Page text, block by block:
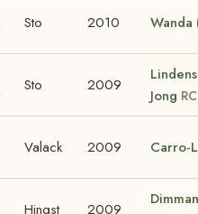
Sto 2010 Wanda
Sto 2009
Jong
Valack 2009 Carro-
Hingst 2009